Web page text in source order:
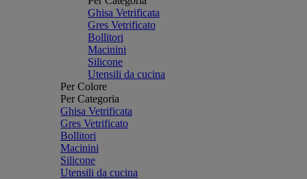
Ghisa Vetrificata
Gres Vetrificato
Bollitori
Macinini
Silicone
Utensili da cucina
Per Colore
Per Categoria
Ghisa Vetrificata
Gres Vetrificato
Bollitori
Macinini
Silicone
Utensili da cucina